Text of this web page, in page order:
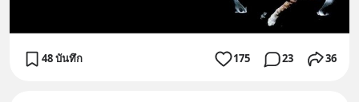
48 บันทึก 175 23 36